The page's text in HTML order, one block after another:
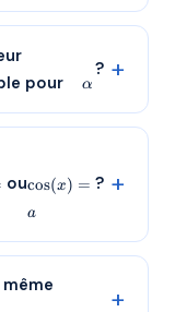
pour
α
?
oucos(x) =
a
?